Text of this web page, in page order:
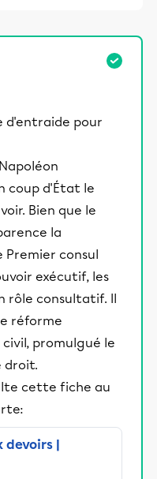
d'entraide pour
coup d'État le
Bien que le
la
Premier consul
exécutif, les
rôle consultatif. Il
réforme
promulgué le
droit.
cette fiche au
devoirs |